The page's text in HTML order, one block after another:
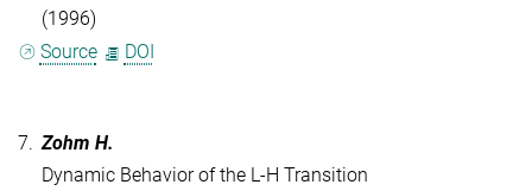
(1996)
Source
DOI
7. Zohm H.
Dynamic Behavior of the L-H Transition